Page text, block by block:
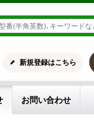
新規登録はこちら
お問い合わせ